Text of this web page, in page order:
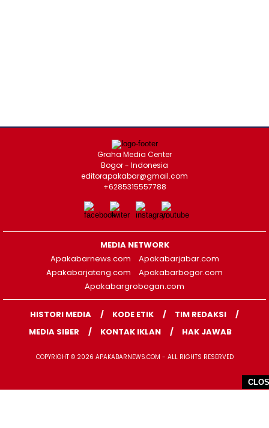
Graha Media Center
Bogor - Indonesia
editorapakabar@gmail.com
+6285315557788
MEDIA NETWORK
Apakabarnews.com
Apakabarjabar.com
Apakabarjateng.com
Apakabarbogor.com
Apakabargrobogan.com
HISTORI MEDIA KODE ETIK
TIM REDAKSI
MEDIA SIBER
KONTAK IKLAN HAK JAWAB
COPYRIGHT © 2026 APAKABARNEWS.COM - ALL RIGHTS RESERVED